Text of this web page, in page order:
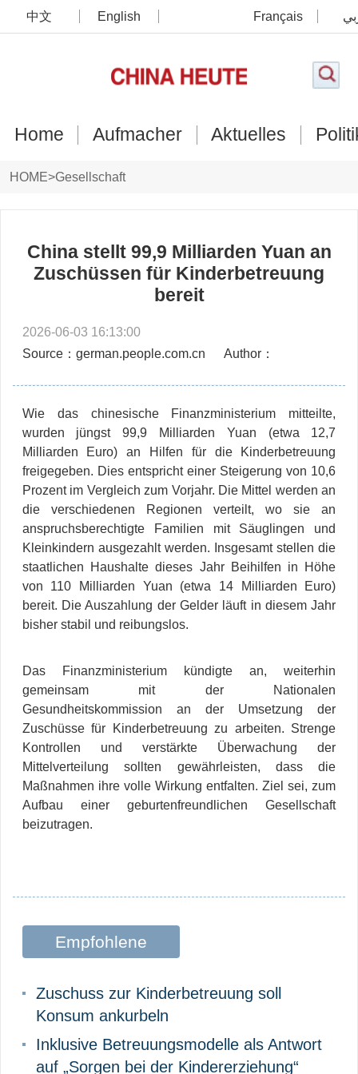
中文 English Français
Home Aufmacher Aktuelles
HOME>Gesellschaft
China stellt 99,9 Milliarden Yuan an
Zuschüssen für Kinderbetreuung
bereit
2026-06-03 16:13:00
Source：german.people.com.cn
Author：
Wie das chinesische Finanzministerium mitteilte,
wurden jüngst 99,9 Milliarden Yuan (etwa 12,7
Milliarden Euro) an Hilfen für die Kinderbetreuung
freigegeben. Dies entspricht einer Steigerung von 10,6
Prozent im Vergleich zum Vorjahr. Die Mittel werden an
die verschiedenen Regionen verteilt, wo sie an
anspruchsberechtigte Familien mit Säuglingen und
Kleinkindern ausgezahlt werden. Insgesamt stellen die
staatlichen Haushalte dieses Jahr Beihilfen in Höhe
von 110 Milliarden Yuan (etwa 14 Milliarden Euro)
bereit. Die Auszahlung der Gelder läuft in diesem Jahr
bisher stabil und reibungslos.
Das Finanzministerium kündigte an, weiterhin
gemeinsam mit der Nationalen
Gesundheitskommission an der Umsetzung der
Zuschüsse für Kinderbetreuung zu arbeiten. Strenge
Kontrollen und verstärkte Überwachung der
Mittelverteilung sollten gewährleisten, dass die
Maßnahmen ihre volle Wirkung entfalten. Ziel sei, zum
Aufbau einer geburtenfreundlichen Gesellschaft
beizutragen.
Empfohlene
Zuschuss zur Kinderbetreuung soll
Konsum ankurbeln
Inklusive Betreuungsmodelle als Antwort
auf „Sorgen bei der Kindererziehung“